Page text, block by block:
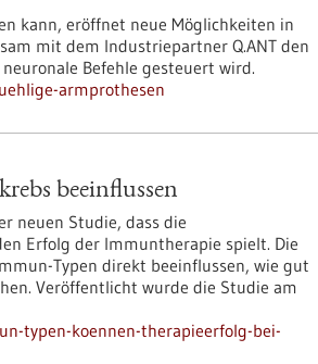
kann, eröffnet neue Möglichkeiten in
mit dem Industriepartner Q.ANT den
Befehle gesteuert wird.
armprothesen
beeinflussen
neuen Studie, dass die
Erfolg der Immuntherapie spielt. Die
Typen direkt beeinflussen, wie gut
Veröffentlicht wurde die Studie am
typen-koennen-therapieerfolg-bei-